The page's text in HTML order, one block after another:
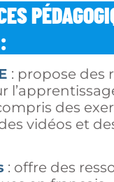
: propose des
des
vidéos et
: offre des